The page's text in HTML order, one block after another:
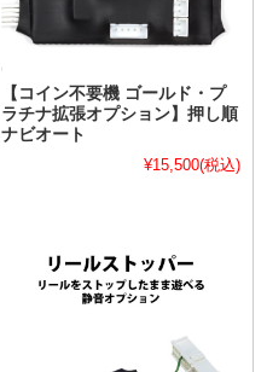
【コイン不要機 ゴールド・プ
ラチナ拡張オプション】押し順
ナビオート
¥15,500(税込)